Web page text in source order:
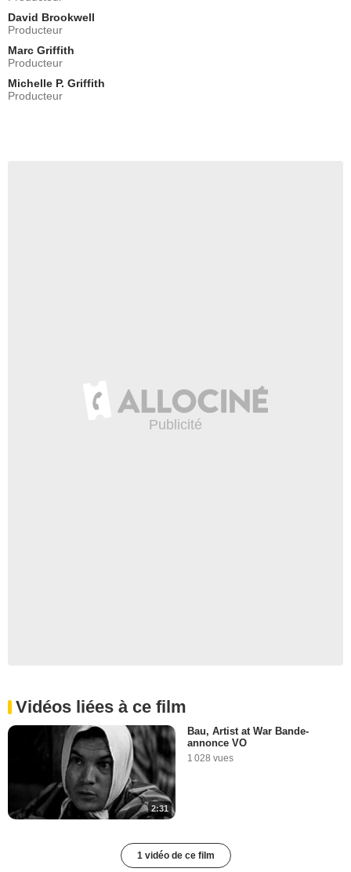
David Brookwell
Producteur
Marc Griffith
Producteur
Michelle P. Griffith
Producteur
Vidéos liées à ce film
2:31
Bau, Artist at War Bande-
annonce VO
1 028 vues
1 vidéo de ce film